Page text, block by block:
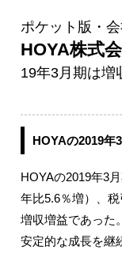
ポケット版・
HOYA株式
19年3月期は増
HOYAの2019年
HOYAの2019年3
年比5.6％増）、
増収増益であった
安定的な成長を継